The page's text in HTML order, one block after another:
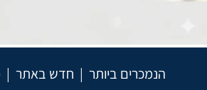
הנמכרים ביותר | חדש באתר |